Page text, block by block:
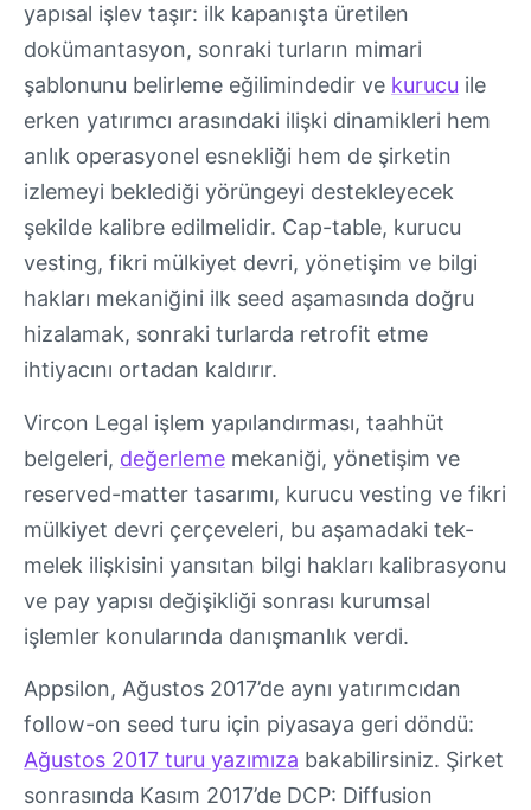
yapısal işlev taşır: ilk kapanışta üretilen
dokümantasyon, sonraki turların mimari
şablonunu belirleme eğilimindedir ve kurucu ile
erken yatırımcı arasındaki ilişki dinamikleri hem
anlık operasyonel esnekliği hem de şirketin
izlemeyi beklediği yörüngeyi destekleyecek
şekilde kalibre edilmelidir. Cap-table, kurucu
vesting, fikri mülkiyet devri, yönetişim ve bilgi
hakları mekaniğini ilk seed aşamasında doğru
hizalamak, sonraki turlarda retrofit etme
ihtiyacını ortadan kaldırır.
Vircon Legal işlem yapılandırması, taahhüt
belgeleri, değerleme mekaniği, yönetişim ve
reserved-matter tasarımı, kurucu vesting ve fikri
mülkiyet devri çerçeveleri, bu aşamadaki tek-
melek ilişkisini yansıtan bilgi hakları kalibrasyonu
ve pay yapısı değişikliği sonrası kurumsal
işlemler konularında danışmanlık verdi.
Appsilon, Ağustos 2017’de aynı yatırımcıdan
follow-on seed turu için piyasaya geri döndü:
Ağustos 2017 turu yazımıza bakabilirsiniz. Şirket
sonrasında Kasım 2017’de DCP: Diffusion